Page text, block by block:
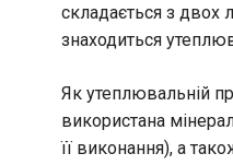
складається з двох
знаходиться
Як утеплювальній
використана
її виконання), а